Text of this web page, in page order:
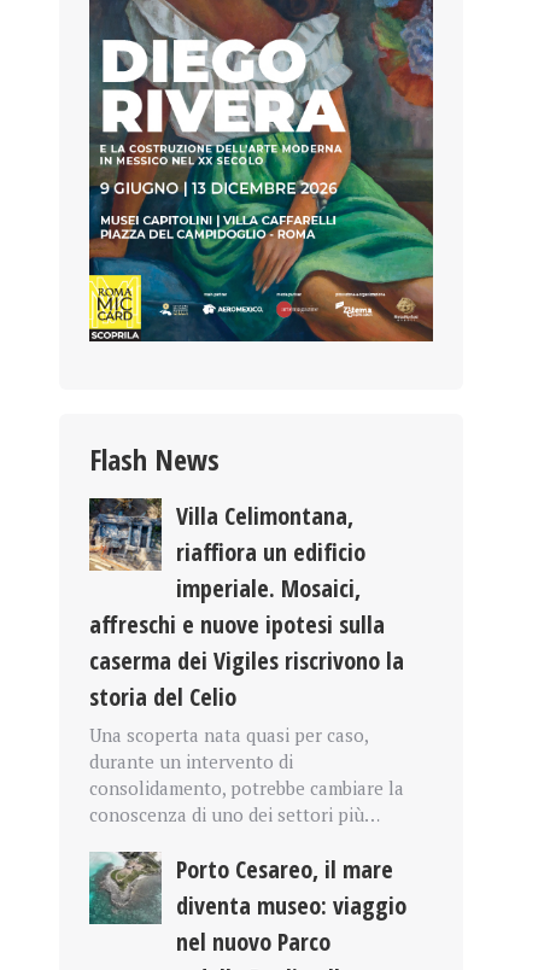
Flash News
Villa Celimontana,
riaffiora un edificio
imperiale. Mosaici,
affreschi e nuove ipotesi sulla
caserma dei Vigiles riscrivono la
storia del Celio
Una scoperta nata quasi per caso,
durante un intervento di
consolidamento, potrebbe cambiare la
conoscenza di uno dei settori più…
Porto Cesareo, il mare
diventa museo: viaggio
nel nuovo Parco